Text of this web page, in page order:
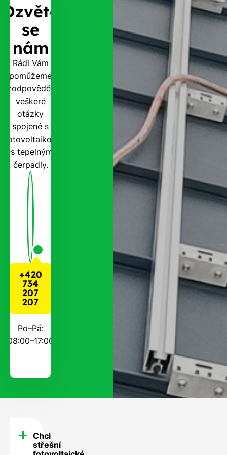
Ozvěte
se
nám
Rádi Vám
pomůžeme
zodpovědět
veškeré
otázky
spojené s
fotovoltaikou
i s tepelnými
čerpadly.
+420
734
207
207
Po–Pá:
08:00–17:00
FAQChci
střešní